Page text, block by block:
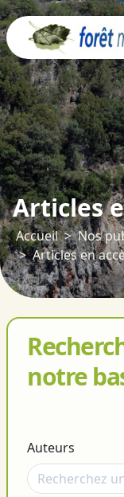
Articles
Accueil
Nos
Articles en
notre
Auteurs
Panneau de gestion